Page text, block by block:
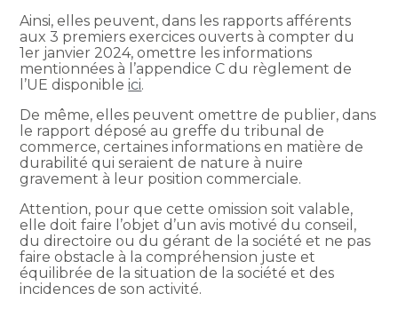
Ainsi, elles peuvent, dans les rapports afférents
aux 3 premiers exercices ouverts à compter du
1er janvier 2024, omettre les informations
mentionnées à l’appendice C du règlement de
l’UE disponibleici.
De même, elles peuvent omettre de publier, dans
le rapport déposé au greffe du tribunal de
commerce, certaines informations en matière de
durabilité qui seraient de nature à nuire
gravement à leur position commerciale.
Attention, pour que cette omission soit valable,
elle doit faire l’objet d’un avis motivé du conseil,
du directoire ou du gérant de la société et ne pas
faire obstacle à la compréhension juste et
équilibrée de la situation de la société et des
incidences de son activité.